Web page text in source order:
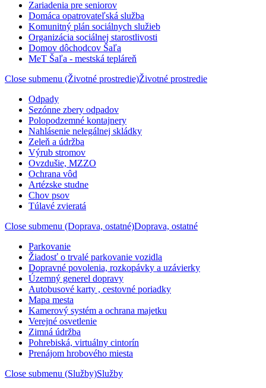
Zariadenia pre seniorov
Domáca opatrovateľská služba
Komunitný plán sociálnych služieb
Organizácia sociálnej starostlivosti
Domov dôchodcov Šaľa
MeT Šaľa - mestská tepláreň
Close submenu (Životné prostredie)Životné prostredie
Odpady
Sezónne zbery odpadov
Polopodzemné kontajnery
Nahlásenie nelegálnej skládky
Zeleň a údržba
Výrub stromov
Ovzdušie, MZZO
Ochrana vôd
Artézske studne
Chov psov
Túlavé zvieratá
Close submenu (Doprava, ostatné)Doprava, ostatné
Parkovanie
Žiadosť o trvalé parkovanie vozidla
Dopravné povolenia, rozkopávky a uzávierky
Územný generel dopravy
Autobusové karty , cestovné poriadky
Mapa mesta
Kamerový systém a ochrana majetku
Verejné osvetlenie
Zimná údržba
Pohrebiská, virtuálny cintorín
Prenájom hrobového miesta
Close submenu (Služby)Služby